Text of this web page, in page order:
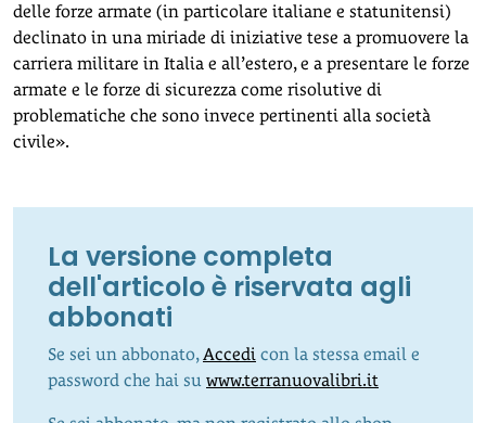
delle forze armate (in particolare italiane e statunitensi)
declinato in una miriade di iniziative tese a promuovere la
carriera militare in Italia e all’estero, e a presentare le forze
armate e le forze di sicurezza come risolutive di
problematiche che sono invece pertinenti alla società
civile».
La versione completa
dell'articolo è riservata agli
abbonati
Se sei un abbonato,Accedi con la stessa email e
password che hai su www.terranuovalibri.it